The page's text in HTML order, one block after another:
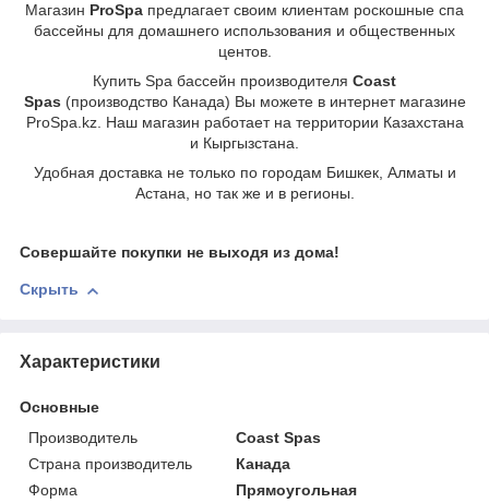
Магазин ProSpa предлагает своим клиентам роскошные спа
бассейны для домашнего использования и общественных
центов.
Купить Spa бассейн производителя Coast
Spas (производство Канада) Вы можете в интернет магазине
ProSpa.kz. Наш магазин работает на территории Казахстана
и Кыргызстана.
Удобная доставка не только по городам Бишкек, Алматы и
Астана, но так же и в регионы.
Совершайте покупки не выходя из дома!
Скрыть
Характеристики
Основные
Производитель
Coast Spas
Страна производитель
Канада
Форма
Прямоугольная